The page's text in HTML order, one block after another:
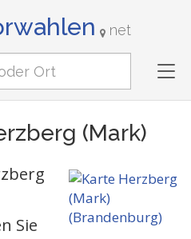
net
(Mark)
Sie